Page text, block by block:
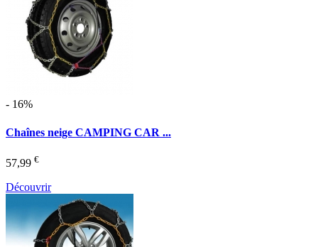
- 16%
Chaînes neige CAMPING CAR ...
57,99 €
Découvrir